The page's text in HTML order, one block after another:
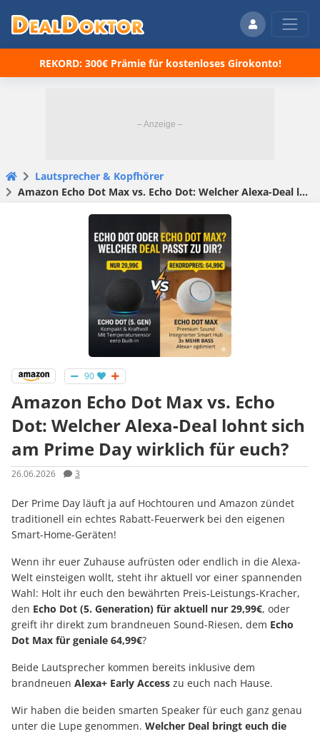
REKORD: 300€ Prämie für kostenloses Girokonto!
Lautsprecher & Kopfhörer
Amazon Echo Dot Max vs. Echo Dot: Welcher Alexa-Deal lohnt sich am Prime Day wirklich für euch?
90
Amazon Echo Dot Max vs. Echo
Dot: Welcher Alexa-Deal lohnt sich
am Prime Day wirklich für euch?
26.06.2026 3
Der Prime Day läuft ja auf Hochtouren und Amazon zündet
traditionell ein echtes Rabatt-Feuerwerk bei den eigenen
Smart-Home-Geräten!
Wenn ihr euer Zuhause aufrüsten oder endlich in die Alexa-
Welt einsteigen wollt, steht ihr aktuell vor einer spannenden
Wahl: Holt ihr euch den bewährten Preis-Leistungs-Kracher,
den Echo Dot (5. Generation) für aktuell nur 29,99€, oder
greift ihr direkt zum brandneuen Sound-Riesen, dem Echo
Dot Max für geniale 64,99€?
Beide Lautsprecher kommen bereits inklusive dem
brandneuen Alexa+ Early Access zu euch nach Hause.
Wir haben die beiden smarten Speaker für euch ganz genau
unter die Lupe genommen. Welcher Deal bringt euch die